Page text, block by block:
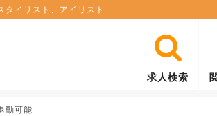
イリスト、アイリスト
求人検索
勤可能